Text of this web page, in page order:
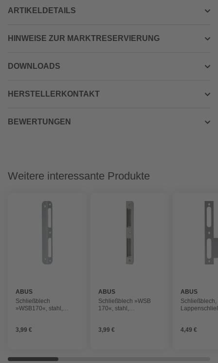
ARTIKELDETAILS
HINWEISE ZUR MARKTRESERVIERUNG
DOWNLOADS
HERSTELLERKONTAKT
BEWERTUNGEN
Weitere interessante Produkte
ABUS
Schließblech
»WSB170«, stahl,
3,99 €
ABUS
Schließblech »WSB
170«, stahl,
3,99 €
ABUS
Schließblech,
4,49 €